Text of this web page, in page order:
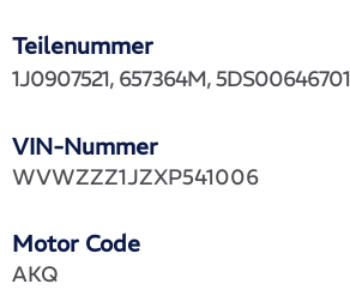
Teilenummer
VIN-Nummer
1J0907521, 657364M, 5DS00646701
WVWZZZ1JZXP541006
Motor Code
AKQ